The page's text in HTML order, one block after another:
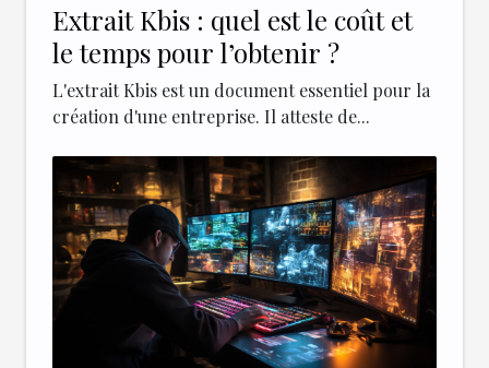
Extrait Kbis : quel est le coût et
le temps pour l’obtenir ?
L'extrait Kbis est un document essentiel pour la
création d'une entreprise. Il atteste de...